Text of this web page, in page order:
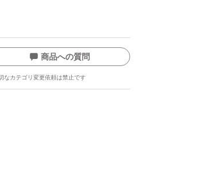
商品への質問
なカテゴリ変更依頼は禁止です